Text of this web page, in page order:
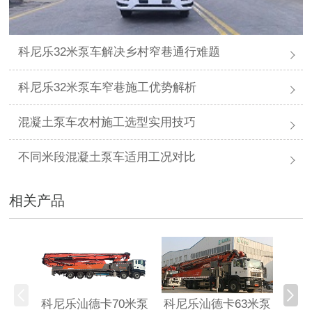
科尼乐32米泵车解决乡村窄巷通行难题
科尼乐32米泵车窄巷施工优势解析
混凝土泵车农村施工选型实用技巧
不同米段混凝土泵车适用工况对比
相关产品
科尼乐汕德卡70米泵 科尼乐汕德卡63米泵 科